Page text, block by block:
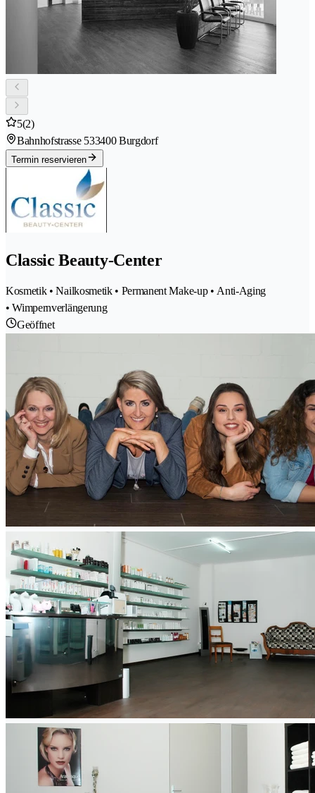
5(2)
Bahnhofstrasse 533400 Burgdorf
Termin reservieren
Classic Beauty-Center
Kosmetik • Nailkosmetik • Permanent Make-up • Anti-Aging
• Wimpernverlängerung
Geöffnet